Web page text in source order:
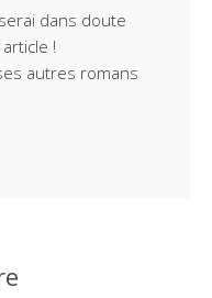
dans doute
!
autres romans